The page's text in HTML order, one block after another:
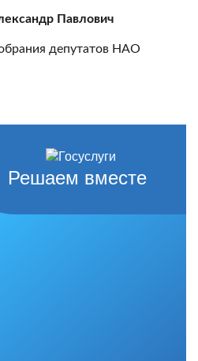
Павлович
депутатов НАО
Решаем вместе